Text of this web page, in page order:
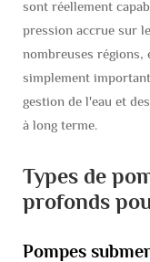
sont réellement
pression accrue sur
nombreuses régions,
simplement
gestion de l'eau et
à long terme.
Types de
profonds
Pompes